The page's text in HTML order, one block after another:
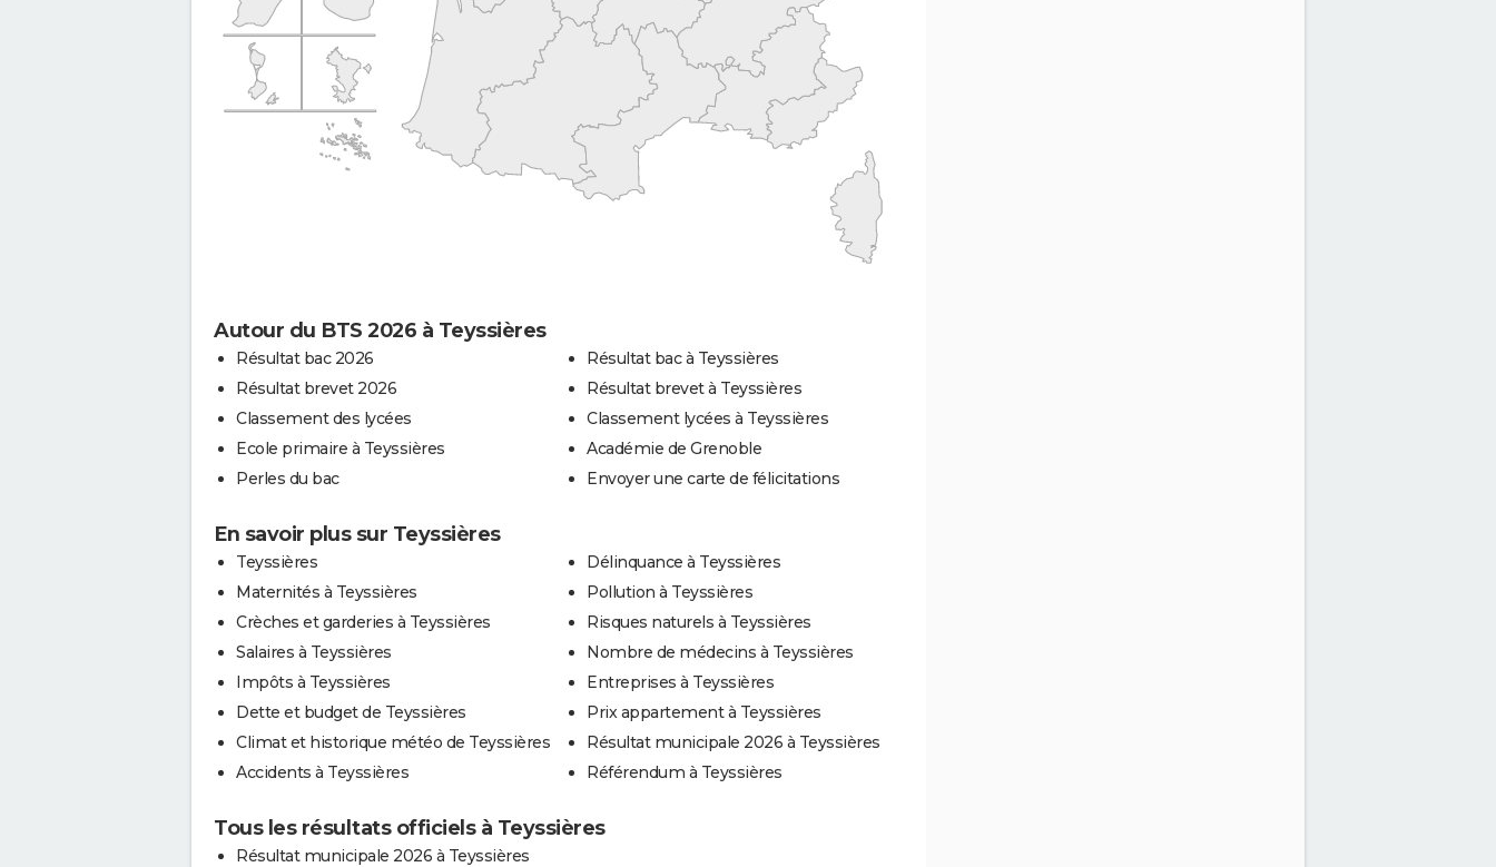
Autour du BTS 2026 à Teyssières
Résultat bac 2026
Résultat brevet 2026
Classement des lycées
Ecole primaire à Teyssières
Perles du bac
Résultat bac à Teyssières
Résultat brevet à Teyssières
Classement lycées à Teyssières
Académie de Grenoble
Envoyer une carte de félicitations
En savoir plus sur Teyssières
Teyssières
Maternités à Teyssières
Crèches et garderies à Teyssières
Salaires à Teyssières
Impôts à Teyssières
Dette et budget de Teyssières
Climat et historique météo de Teyssières
Accidents à Teyssières
Délinquance à Teyssières
Pollution à Teyssières
Risques naturels à Teyssières
Nombre de médecins à Teyssières
Entreprises à Teyssières
Prix appartement à Teyssières
Résultat municipale 2026 à Teyssières
Référendum à Teyssières
Tous les résultats officiels à Teyssières
Résultat municipale 2026 à Teyssières